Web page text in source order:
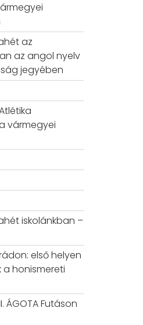
az
az angol nyelv
jegyében
vármegyei
iskolánkban –
első helyen
a honismereti
ÁGOTA Futáson